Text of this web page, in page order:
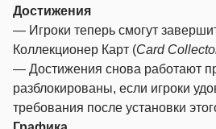
Достижения
— Игроки теперь смогут
Коллекционер Карт (Card
— Достижения снова работают
разблокированы, если игроки
требования после установки